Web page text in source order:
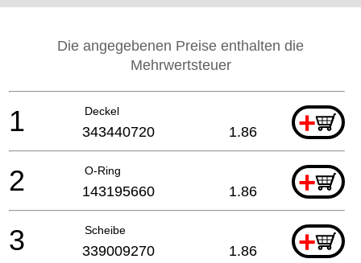
Die angegebenen Preise enthalten die
Mehrwertsteuer
Deckel +
1 343440720 1.86
O-Ring +
2 143195660 1.86
Scheibe +
3 339009270 1.86